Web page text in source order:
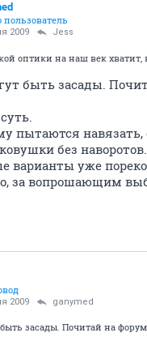
пользователь
2009 Jess
оптики на наш век хватит,
быть засады.
пытаются навязать,
без наворотов.
варианты уже
за вопрошающим
2009 ganymed
засады. Почитай на